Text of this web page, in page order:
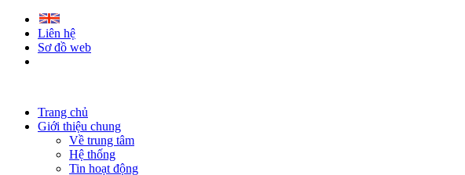
Liên hệ
Sơ đồ web
Trang chủ
Giới thiệu chung
Về trung tâm
Hệ thống
Tin hoạt động